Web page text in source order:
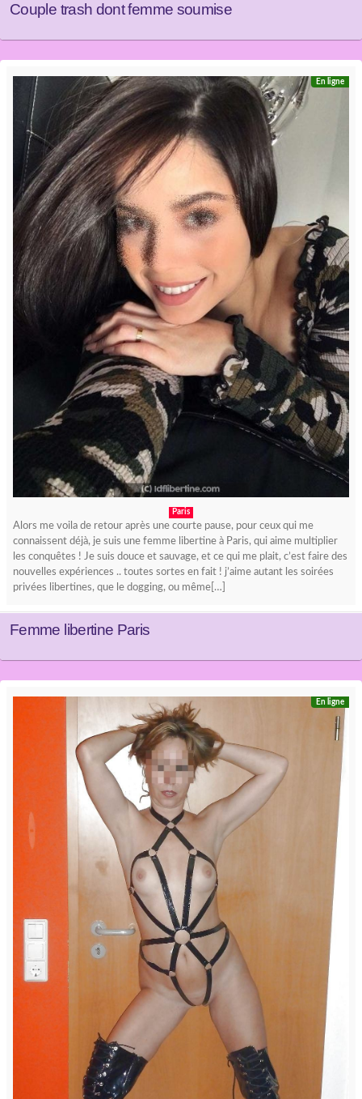
Couple trash dont femme soumise
En ligne
Paris
Alors me voila de retour après une courte pause, pour ceux qui me
connaissent déjà, je suis une femme libertine à Paris, qui aime multiplier
les conquêtes ! Je suis douce et sauvage, et ce qui me plait, c’est faire des
nouvelles expériences .. toutes sortes en fait ! j’aime autant les soirées
privées libertines, que le dogging, ou même[…]
Femme libertine Paris
En ligne